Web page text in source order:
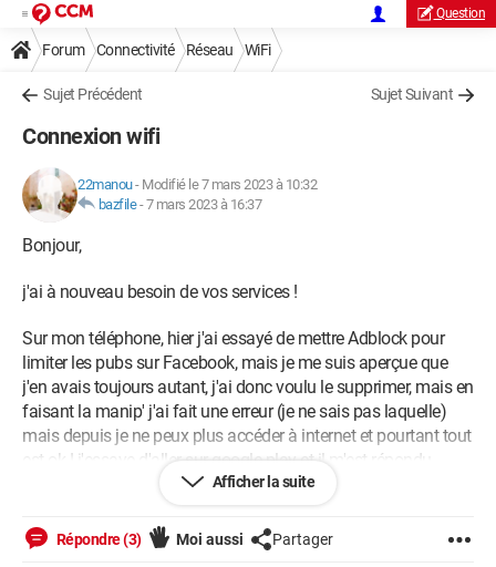
Question
Forum Connectivité Réseau WiFi
Sujet Précédent Sujet Suivant
Connexion wifi
22manou- Modifié le 7 mars 2023 à 10:32
bazfile-7 mars 2023 à 16:37
Bonjour,
j'ai à nouveau besoin de vos services !
Sur mon téléphone, hier j'ai essayé de mettre Adblock pour
limiter les pubs sur Facebook, mais je me suis aperçue que
j'en avais toujours autant, j'ai donc voulu le supprimer, mais en
faisant la manip' j'ai fait une erreur (je ne sais pas laquelle)
mais depuis je ne peux plus accéder à internet et pourtant tout
est ok ! j'essaye d'aller sur google play et il m'est répondu
"aucune connexion de données - essayez de vous connecter à
Pouvez-vous m'aider ?
Afficher la suite
Répondre (3) Moi aussi Partager